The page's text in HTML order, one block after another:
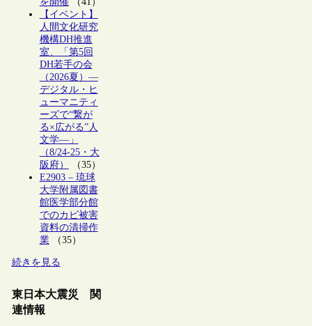
【イベント】
人間文化研究
機構DH推進
室、「第5回
DH若手の会
（2026夏）―
デジタル・ヒ
ューマニティ
ーズで“繋が
る×広がる”人
文学―」
（8/24-25・大
阪府）
（35）
E2903 – 琉球
大学附属図書
館医学部分館
でのカビ被害
資料の清掃作
業（35）
続きを見る
東日本大震災 関
連情報